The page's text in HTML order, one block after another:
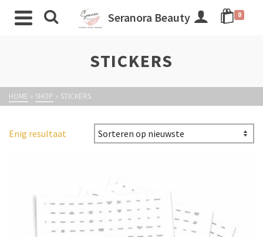
Seranora Beauty 0
STICKERS
HOME » SHOP » STICKERS
Enig resultaat